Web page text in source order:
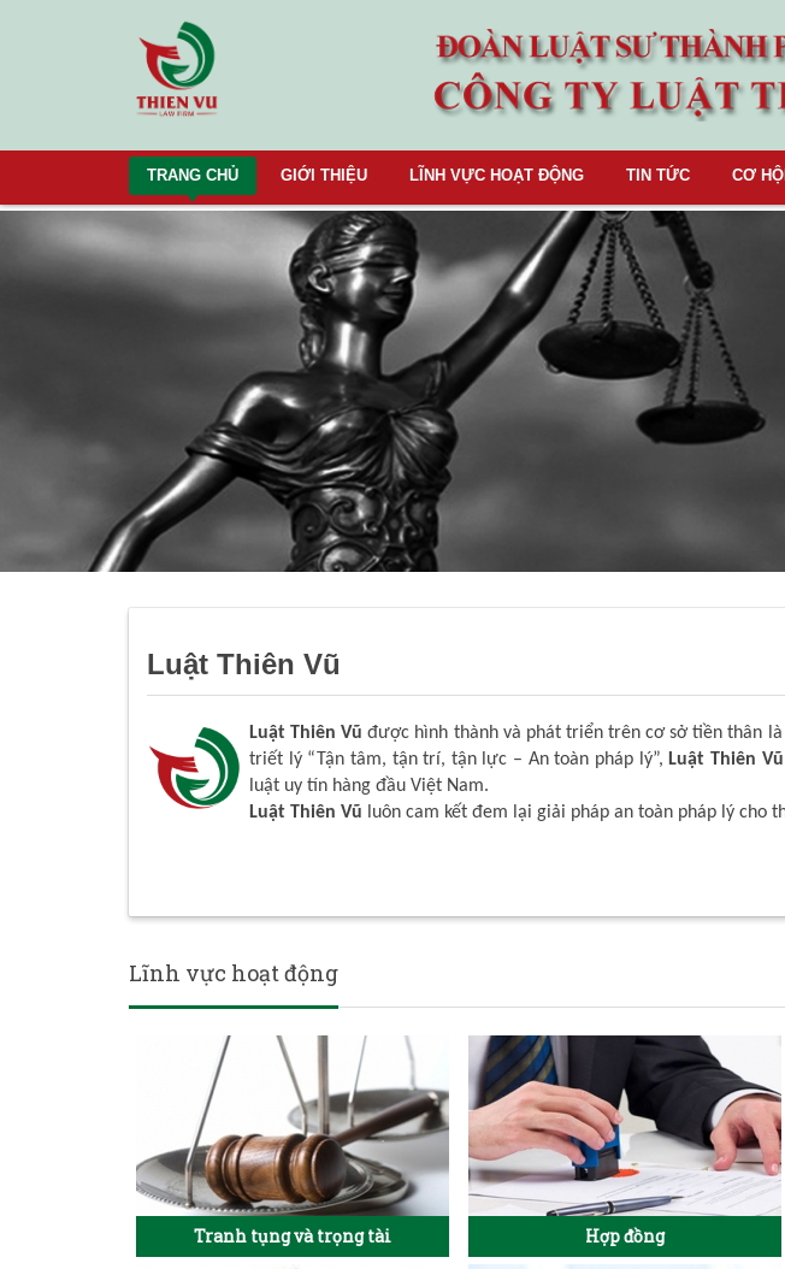
TRANG CHỦ GIỚI THIỆU LĨNH VỰC HOẠT ĐỘNG TIN TỨC CƠ
Luật Thiên Vũ
Luật Thiên Vũ được hình thành và phát triển trên cơ sở tiền thân là
triết lý “Tận tâm, tận trí, tận lực – An toàn pháp lý”,Luật Thiên Vũ
luật uy tín hàng đầu Việt Nam.
Luật Thiên Vũ luôn cam kết đem lại giải pháp an toàn pháp lý cho
Lĩnh vực hoạt động
Tranh tụng và trọng tài Hợp đồng